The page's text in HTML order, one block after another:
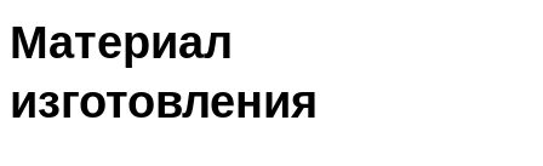
Материал
изготовления